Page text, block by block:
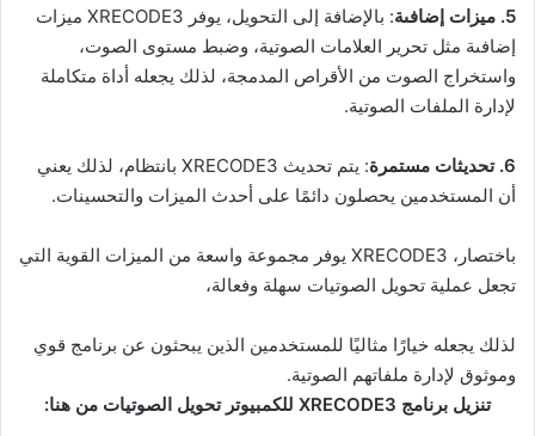
5. ميزات إضافىة
: بالإضافة إلى التحويل، يوفر XRECODE3 ميزات
إضافىة مثل تحرير العلامات الصوتية، وضبط مستوى الصوت،
واستخراج الصوت من الأقراص المدمجة، لذلك يجعله أداة متكاملة
لإدارة الملفات الصوتية.
6. تحديثات مستمرة
: يتم تحديث XRECODE3 بانتظام، لذلك يعني
أن المستخدمين يحصلون دائمًا على أحدث الميزات والتحسينات.
باختصار، XRECODE3 يوفر مجموعة واسعة من الميزات القوية التي
تجعل عملية تحويل الصوتيات سهلة وفعالة،
لذلك يجعله خيارًا مثاليًا للمستخدمين الذين يبحثون عن برنامج قوي
وموثوق لإدارة ملفاتهم الصوتية.
تنزيل برنامج XRECODE3 للكمبيوتر تحويل الصوتيات من هنا: